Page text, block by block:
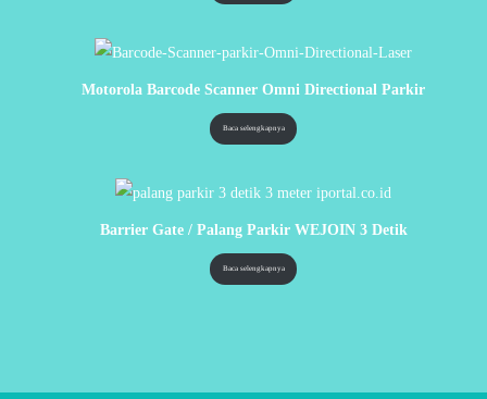
Motorola Barcode Scanner Omni Directional Parkir
Baca selengkapnya
Barrier Gate / Palang Parkir WEJOIN 3 Detik
Baca selengkapnya